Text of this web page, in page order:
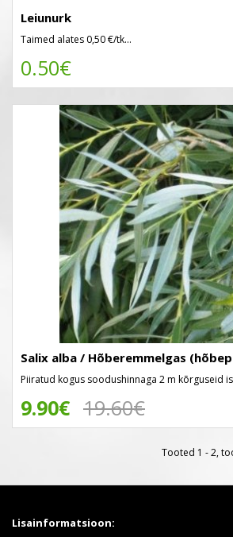
Leiunurk
Taimed alates 0,50 €/tk...
0.50€
Salix alba / Hõberemmelgas
Piiratud kogus soodushinnaga 2 m kõrguseid
9.90€ 19.60€
Tooted 1 - 2,
Lisainformatsioon: